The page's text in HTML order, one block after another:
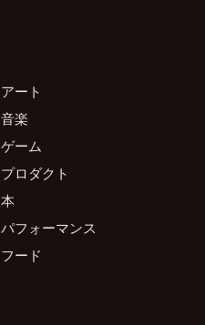
アート
音楽
ゲーム
プロダクト
本
パフォーマンス
フード